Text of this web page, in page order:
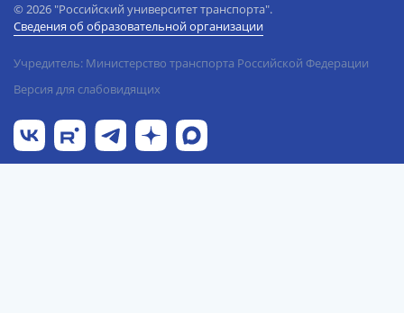
© 2026 "Российский университет транспорта".
Сведения об образовательной организации
Учредитель: Министерство транспорта Российской Федерации
Версия для слабовидящих